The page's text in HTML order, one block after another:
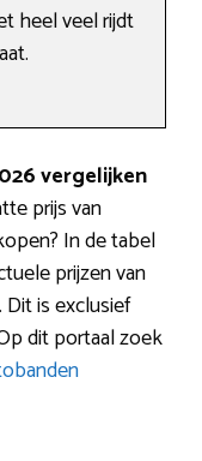
heel veel rijdt
vergelijken
prijs van
In de tabel
prijzen van
is exclusief
dit portaal zoek